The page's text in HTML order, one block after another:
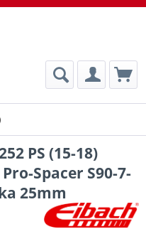
PS (15-18)
Spacer S90-7-
25mm